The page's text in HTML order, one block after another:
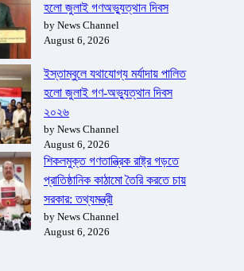
হলো জুলাই গণঅভ্যুত্থান দিবস
by News Channel
August 6, 2026
ইস্তাম্বুলে যথাযোগ্য মর্যাদায় পালিত
হলো জুলাই গণ-অভ্যুত্থান দিবস
২০২৬
by News Channel
August 6, 2026
শিকলমুক্ত গণতান্ত্রিক রাষ্ট্র গড়তে
প্রাতিষ্ঠানিক কাঠামো তৈরি করতে চায়
সরকার: তথ্যমন্ত্রী
by News Channel
August 6, 2026